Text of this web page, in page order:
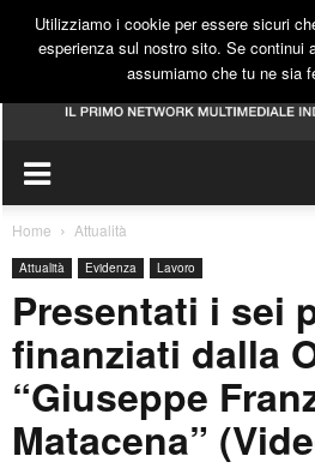
Home Attualità
Attualità Evidenza Lavoro
Presentati i sei
finanziati dalla
“Giuseppe
Matacena”
Utilizziamo i cookie per essere sicuri
esperienza sul nostro sito. Se continui
assumiamo che tu ne sia